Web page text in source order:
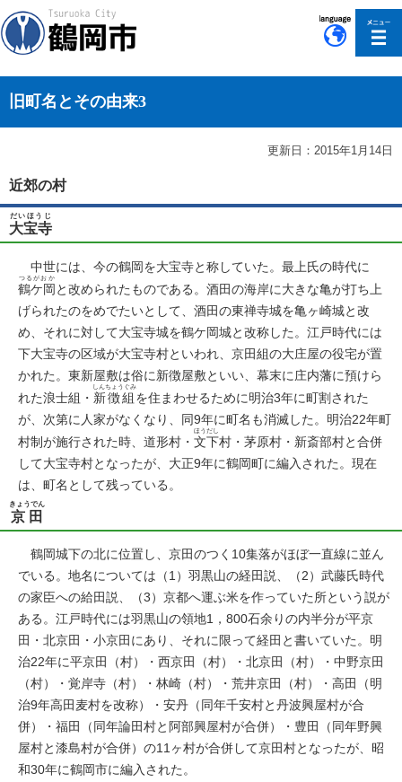
旧町名とその由来3
更新日：2015年1月14日
近郊の村
大宝寺
だいほうじ
中世には、今の鶴岡を大宝寺と称していた。最上氏の時代に
鶴ケ岡
つるがおか
と改められたものである。酒田の海岸に大きな亀が打ち上
げられたのをめでたいとして、酒田の東禅寺城を亀ヶ崎城と改
め、それに対して大宝寺城を鶴ケ岡城と改称した。江戸時代には
下大宝寺の区域が大宝寺村といわれ、京田組の大庄屋の役宅が置
かれた。東新屋敷は俗に新徴屋敷といい、幕末に庄内藩に預けら
れた浪士組・ 新徴組
しんちょうぐみ
を住まわせるために明治3年に町割された
が、次第に人家がなくなり、同9年に町名も消滅した。明治22年町
村制が施行された時、道形村・ 文下
ほうだし
村・茅原村・新斎部村と合併
して大宝寺村となったが、大正9年に鶴岡町に編入された。現在
は、町名として残っている。
京田
きょうでん
鶴岡城下の北に位置し、京田のつく10集落がほぼ一直線に並ん
でいる。地名については（1）羽黒山の経田説、（2）武藤氏時代
の家臣への給田説、（3）京都へ運ぶ米を作っていた所という説が
ある。江戸時代には羽黒山の領地1，800石余りの内半分が平京
田・北京田・小京田にあり、それに限って経田と書いていた。明
治22年に平京田（村）・西京田（村）・北京田（村）・中野京田
（村）・覚岸寺（村）・林崎（村）・荒井京田（村）・高田（明
治9年高田麦村を改称）・安丹（同年千安村と丹波興屋村が合
併）・福田（同年論田村と阿部興屋村が合併）・豊田（同年野興
屋村と漆島村が合併）の11ヶ村が合併して京田村となったが、昭
和30年に鶴岡市に編入された。